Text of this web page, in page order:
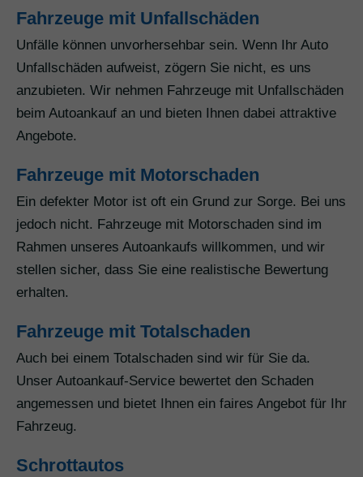
Fahrzeuge mit Unfallschäden
Unfälle können unvorhersehbar sein. Wenn Ihr Auto
Unfallschäden aufweist, zögern Sie nicht, es uns
anzubieten. Wir nehmen Fahrzeuge mit Unfallschäden
beim Autoankauf an und bieten Ihnen dabei attraktive
Angebote.
Fahrzeuge mit Motorschaden
Ein defekter Motor ist oft ein Grund zur Sorge. Bei uns
jedoch nicht. Fahrzeuge mit Motorschaden sind im
Rahmen unseres Autoankaufs willkommen, und wir
stellen sicher, dass Sie eine realistische Bewertung
erhalten.
Fahrzeuge mit Totalschaden
Auch bei einem Totalschaden sind wir für Sie da.
Unser Autoankauf-Service bewertet den Schaden
angemessen und bietet Ihnen ein faires Angebot für Ihr
Fahrzeug.
Schrottautos